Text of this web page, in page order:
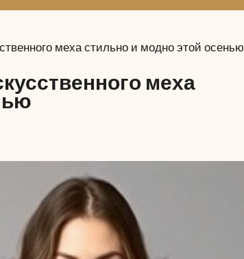
меха стильно и модно этой осенью
меха